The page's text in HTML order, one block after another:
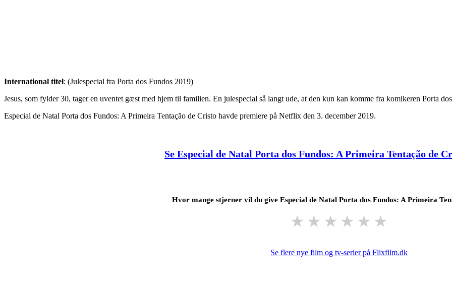
International titel: (Julespecial fra Porta dos Fundos 2019)
Jesus, som fylder 30, tager en uventet gæst med hjem til familien. En julespecial så langt ude, at den kun kan komme fra komikeren Porta
Especial de Natal Porta dos Fundos: A Primeira Tentação de Cristo havde premiere på Netflix den 3. december 2019.
Se Especial de Natal Porta dos Fundos: A Primeira Tentação de
Hvor mange stjerner vil du give Especial de Natal Porta dos Fundos: A Primeira
★ ★ ★ ★ ★ ★
Se flere nye film og tv-serier på Flixfilm.dk